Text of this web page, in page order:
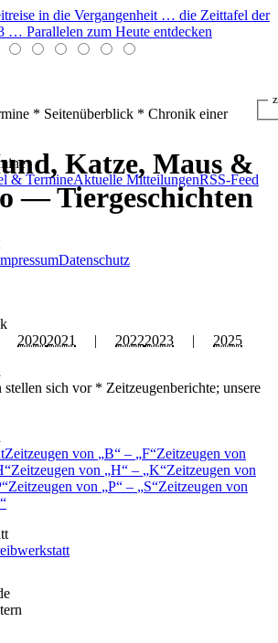
in die Vergangenheit … die Zeittafel der
… Parallelen zum Heute entdecken
* Seitenüberblick * Chronik einer
& TermineAktuelle MitteilungenRSS-Feed
Datenschutz
20202021 | 20222023 | 2025
stellen sich vor * Zeitzeugenberichte; unsere
Zeitzeugen von B – F Zeitzeugen von
Zeitzeugen von H – K Zeitzeugen von
Zeitzeugen von P – S Zeitzeugen von
Katze, Maus &
— Tiergeschichten